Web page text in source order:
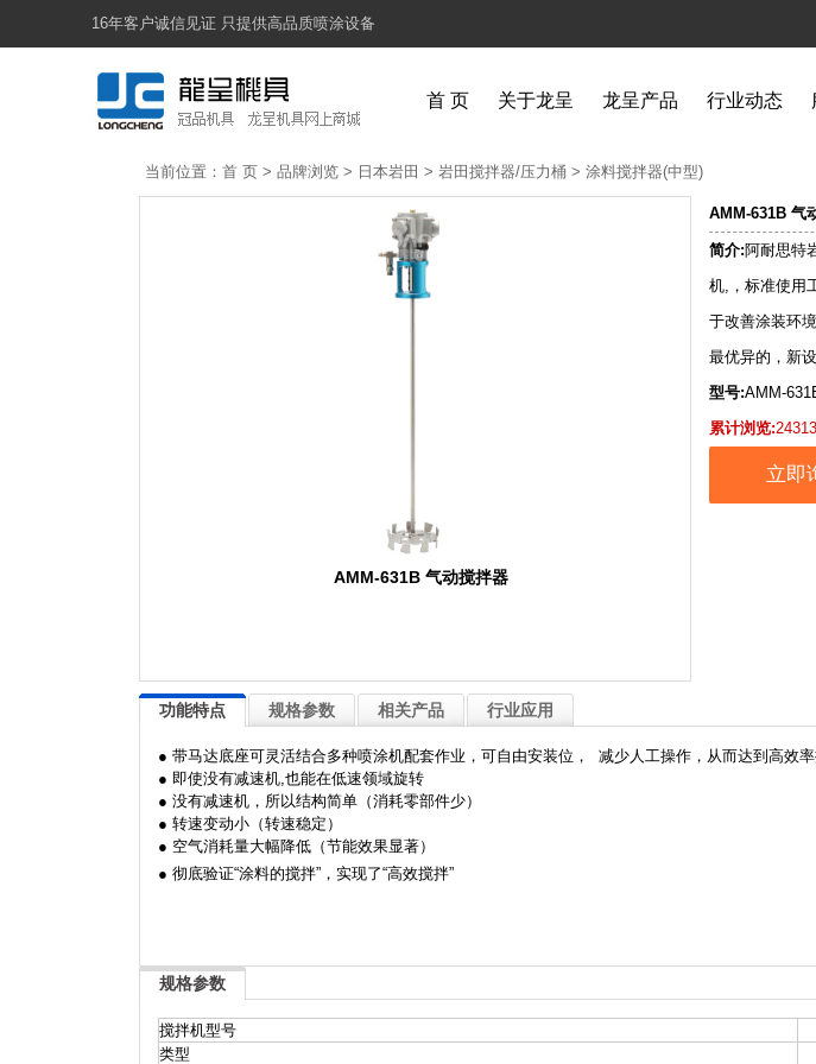
16年客户诚信见证 只提供高品质喷涂设备
首 页 关于龙呈 龙呈产品 行业动态
当前位置： 首 页 > 品牌浏览 > 日本岩田 > 岩田搅拌器/压力桶 > 涂料搅拌器(中型)
AMM-631B 气动搅拌器
AMM-631B 气
简介:阿耐思特
机,，标准使用
于改善涂装环
最优异的，新
型号:AMM-
累计浏览:
立即
功能特点 规格参数 相关产品 行业应用
● 带马达底座可灵活结合多种喷涂机配套作业，可自由安装位， 减少人工操作，从而达到高效率
● 即使没有减速机,也能在低速领域旋转
● 没有减速机，所以结构简单（消耗零部件少）
● 转速变动小（转速稳定）
● 空气消耗量大幅降低（节能效果显著）
● 彻底验证“涂料的搅拌”，实现了“高效搅拌”
规格参数
搅拌机型号
类型